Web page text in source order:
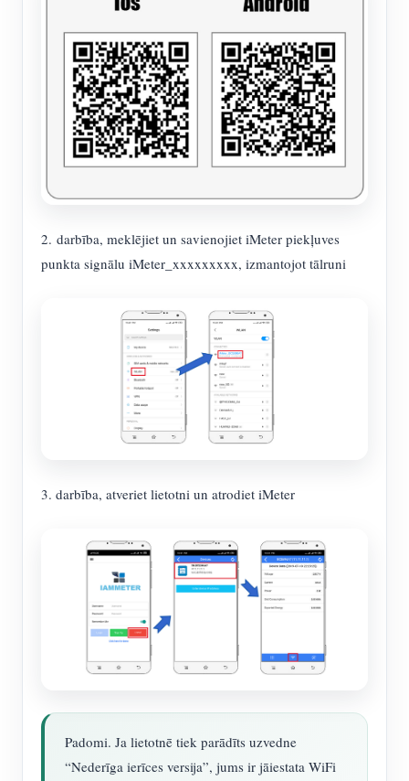
2. darbība, meklējiet un savienojiet iMeter piekļuves
punkta signālu iMeter_xxxxxxxxx, izmantojot tālruni
3. darbība, atveriet lietotni un atrodiet iMeter
Padomi. Ja lietotnē tiek parādīts uzvedne
“Nederīga ierīces versija”, jums ir jāiestata WiFi